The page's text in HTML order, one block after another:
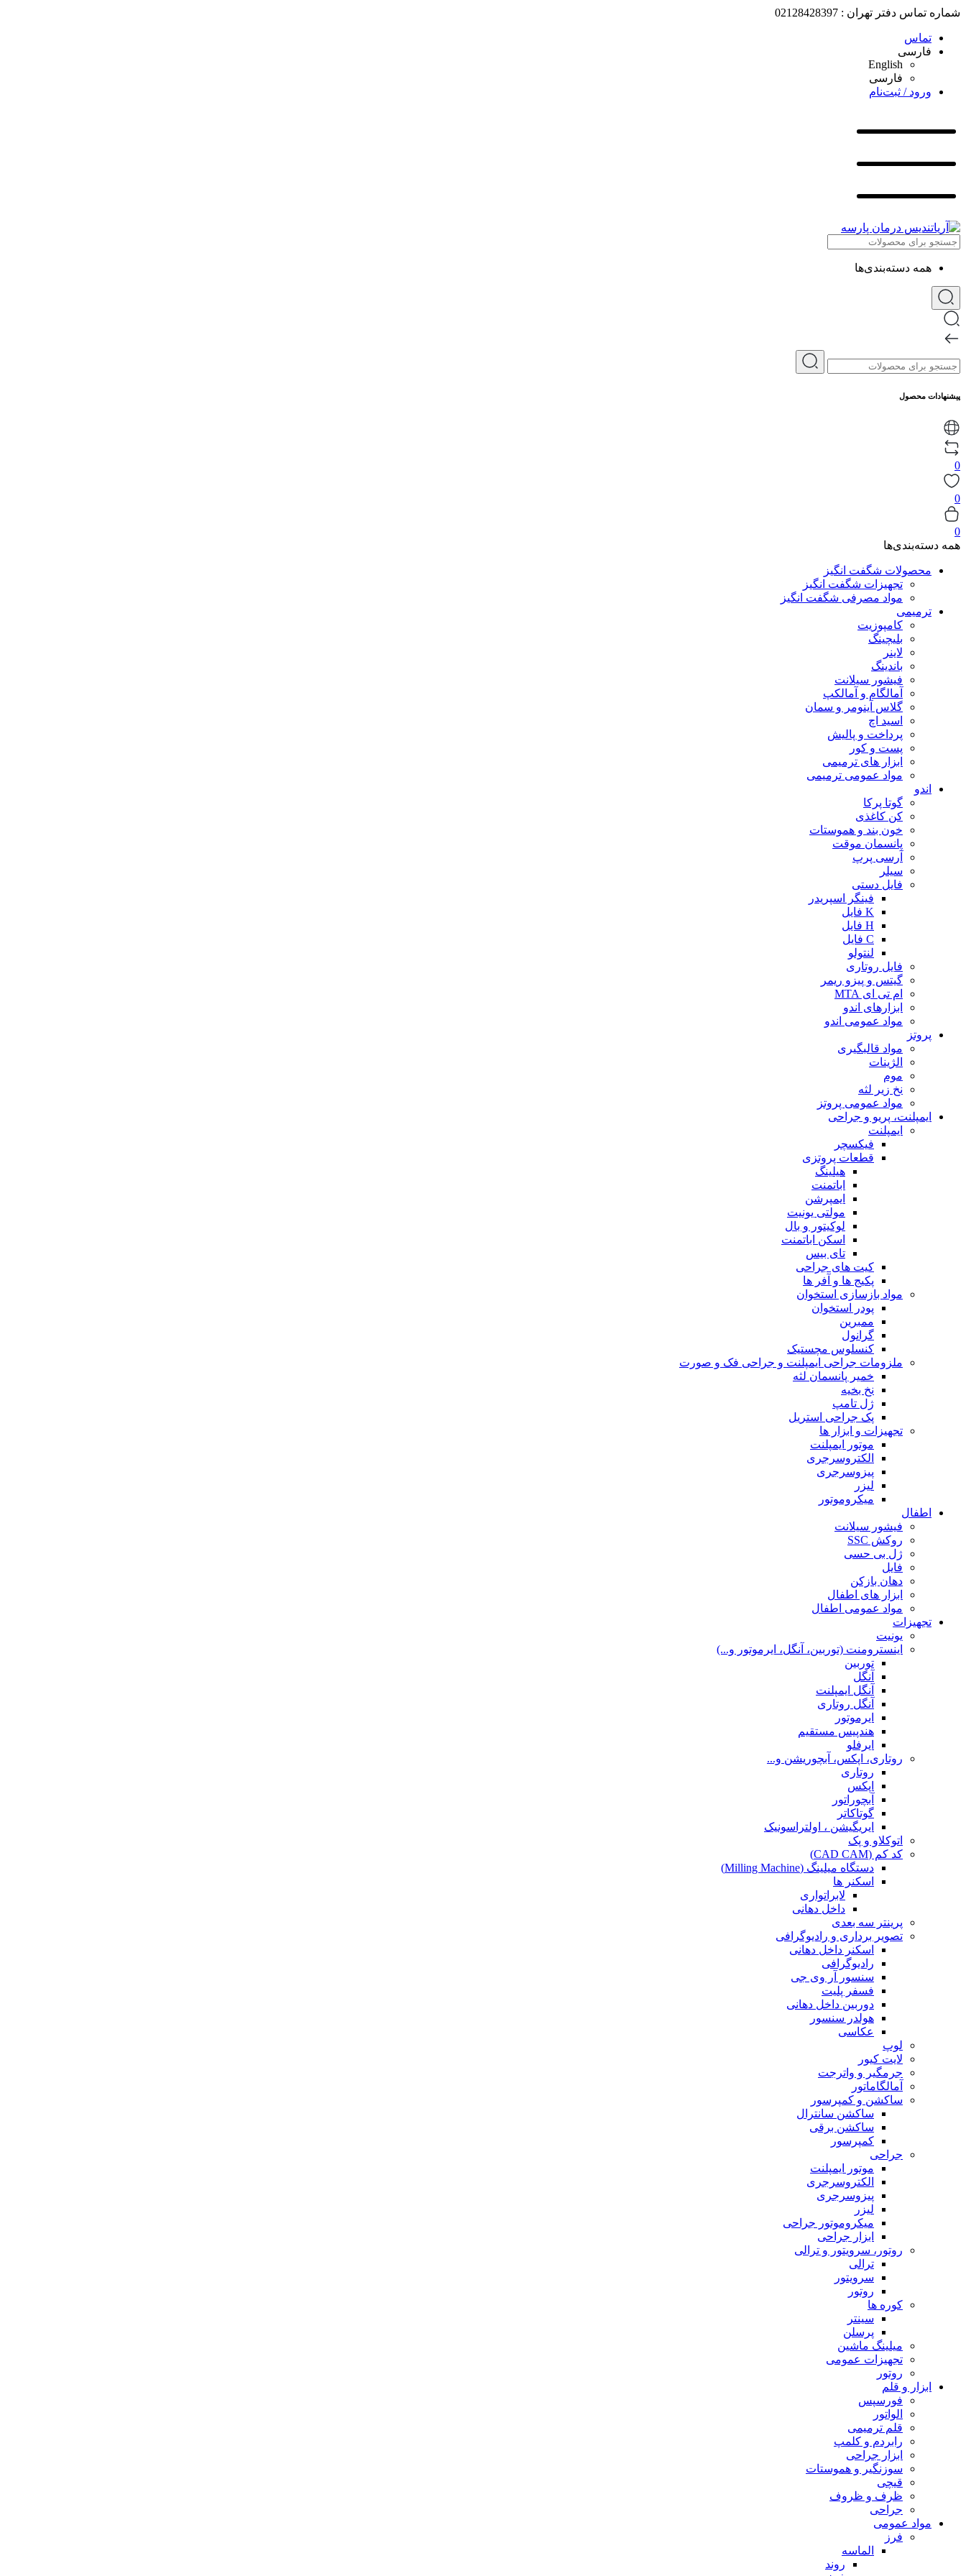
شماره تماس دفتر تهران : 02128428397
تماس
فارسی
English
فارسی
ورود / ثبت‌نام
همه دسته‌بندی‌ها
پیشنهادات محصول
0
0
0
همه دسته‌بندی‌ها
محصولات شگفت انگیز
تجهیزات شگفت انگیز
مواد مصرفی شگفت انگیز
ترمیمی
کامپوزیت
بلیچینگ
لاینر
باندینگ
فیشور سیلانت
آمالگام و آمالکپ
گلاس آینومر و سمان
اسید اچ
پرداخت و پالیش
پست و کور
ابزار های ترمیمی
مواد عمومی ترمیمی
اندو
گوتا پرکا
کن کاغذی
خون بند و هموستات
پانسمان موقت
آرسی پرپ
سیلر
فایل دستی
فینگر اسپریدر
K فایل
H فایل
C فایل
لنتولو
فایل روتاری
گیتس و پیزو ریمر
ام تی ای MTA
ابزارهای اندو
مواد عمومی اندو
پروتز
مواد قالبگیری
الژینات
موم
نخ زیر لثه
مواد عمومی پروتز
ایمپلنت، پریو و جراحی
ایمپلنت
فیکسچر
قطعات پروتزی
هیلینگ
اباتمنت
ایمپرشن
مولتی یونیت
لوکیتور و بال
اسکن اباتمنت
تای بیس
کیت های جراحی
پکیج ها و آفر ها
مواد بازسازی استخوان
پودر استخوان
ممبرین
گرانول
کنسلوس مچستیک
ملزومات جراحی ایمپلنت و جراحی فک و صورت
خمیر پانسمان لثه
نخ بخیه
ژل تامپ
پک جراحی استریل
تجهیزات و ابزار ها
موتور ایمپلنت
الکتروسرجری
پیزوسرجری
لیزر
میکروموتور
اطفال
فیشور سیلانت
روکش SSC
ژل بی حسی
فایل
دهان بازکن
ابزار های اطفال
مواد عمومی اطفال
تجهیزات
یونیت
اینسترومنت (توربین، آنگل، ایرموتور و...)
توربین
آنگل
آنگل ایمپلنت
آنگل روتاری
ایرموتور
هندپیس مستقیم
ایرفلو
روتاری، اپکس، آبچوریشن و...
روتاری
اپکس
آبچوراتور
گوتاکاتر
ایریگیشن ، اولتراسونیک
اتوکلاو و پک
کد کم (CAD CAM)
دستگاه میلینگ (Milling Machine)
اسکنر ها
لابراتواری
داخل دهانی
پرینتر سه بعدی
تصویر برداری و رادیوگرافی
اسکنر داخل دهانی
رادیوگرافی
سنسور آر وی جی
فسفر پلیت
دوربین داخل دهانی
هولدر سنسور
عکاسی
لوپ
لایت کیور
جرمگیر و واترجت
آمالگاماتور
ساکشن و کمپرسور
ساکشن سانترال
ساکشن برقی
کمپرسور
جراحی
موتور ایمپلنت
الکتروسرجری
پیزوسرجری
لیزر
میکروموتور جراحی
ابزار جراحی
روتور، سرویتور و ترالی
ترالی
سرویتور
روتور
کوره ها
سینتر
پرسلن
میلینگ ماشین
تجهیزات عمومی
روتور
ابزار و قلم
فورسپس
الواتور
قلم ترمیمی
رابردم و کلمپ
ابزار جراحی
سوزنگیر و هموستات
قیچی
ظرف و ظروف
جراحی
مواد عمومی
فرز
الماسه
روند